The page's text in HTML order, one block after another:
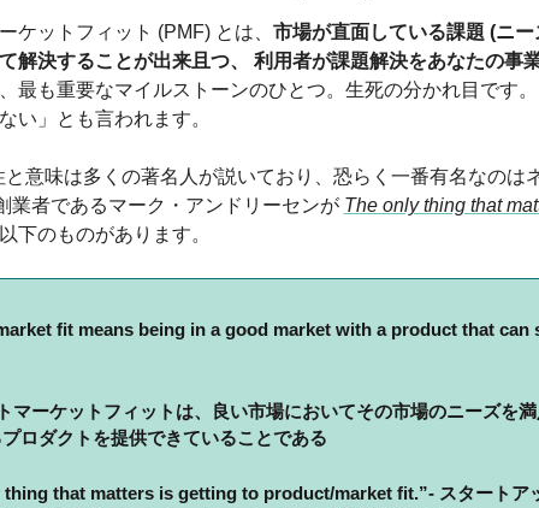
ケットフィット (PMF) とは、 市場が直面している課題 (ニー
解決することが出来且つ、 利用者が課題解決をあなたの事
最も重要なマイルストーンのひとつ。生死の分かれ目です
い」とも言われます。
意味は多くの著名人が説いており、恐らく一番有名なのは
業者であるマーク・アンドリーセンが The only thing that
下のものがあります。
fit means being in a good market with a product that can
マーケットフィットは、良い市場においてその市場のニーズを
ロダクトを提供できていることである
thing that matters is getting to product/market fit.”- スタートア